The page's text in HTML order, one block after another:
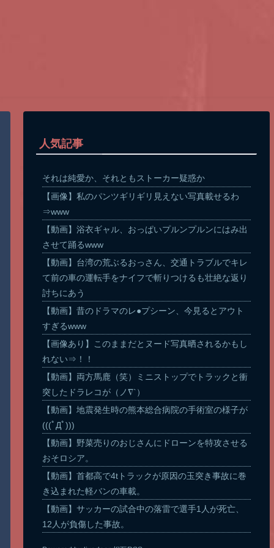
人気記事
それは純愛か、それともストーカー疑惑か
【画像】私のパンツギリギリ見えない写真載せるわ
⇒www
【動画】浴衣ギャル、おっぱいプルンプルンにはみ出
させて踊るwww
【動画】台湾の荒ぶるおっさん、交通トラブルでキレ
て前の車の運転手をナイフで斬りつけるも壮絶な返り
討ちにあう
【動画】昔のドラマのレ●プシーン、今見るとアウト
すぎるwww
【画像あり】このままだとヌード写真晒されるかもし
れない⇒！！
【動画】両方馬鹿（笑）ミニストップでトラックと衝
突したドラレコが（ノ∇`）
【動画】地震発生時の熊本総合病院の手術室の様子が
(((ﾟДﾟ)))
【動画】野菜売りのおじさんにドローンを特攻させる
おそロシア。
【動画】首都高で4tトラックが原因の玉突き事故に巻
き込まれた軽バンの車載。
【動画】サッカーの試合中の落雷で選手1人が死亡、
12人が負傷した事故。